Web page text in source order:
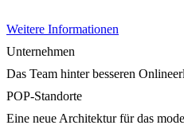
Weitere Informationen
Unternehmen
Das Team hinter besseren
POP-Standorte
Eine neue Architektur für das